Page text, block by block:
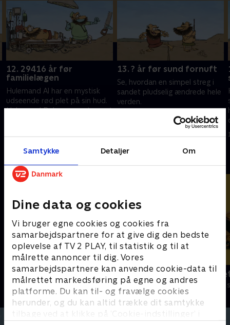
Samtykke Detaljer Om
Dine data og cookies
Vi bruger egne cookies og cookies fra
samarbejdspartnere for at give dig den bedste
oplevelse af TV 2 PLAY, til statistik og til at
målrette annoncer til dig. Vores
samarbejdspartnere kan anvende cookie-data til
målrettet markedsføring på egne og andres
platforme. Du kan til- og fravælge cookies
herunder, og du kan altid trække dit samtykke
tilbage ved at klikke på ’Cookie-indstillinger’ i
12. 29416 år før
familielægen
Hulemand Al har en mystisk
udseende rød plet på sin hud.
Hulemand Bob er meget opsat
13. ? år før sund fornuft
Se, hvordan en simpel streg i
sandet pludselig ændrede hele
verden.
1. december 2020 • 3 min
Alvinnn!!! og de frække jordegern
Børneserier • 1 sæsoner
Spørg
Børneserier • 1